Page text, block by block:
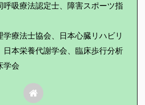
呼吸療法認定士、障害スポーツ指
学療法士協会、日本心臓リハビリ
日本栄養代謝学会、臨床歩行分析
学会